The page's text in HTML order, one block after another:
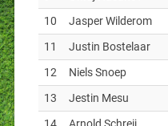
10
Jasper Wilderom
11
Justin Bostelaar
12
Niels Snoep
13
Jestin Mesu